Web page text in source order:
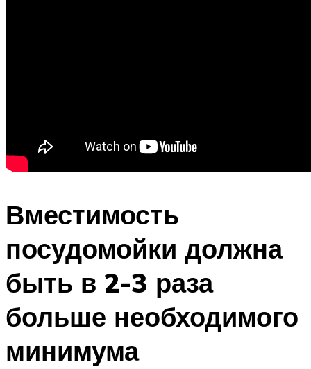
Вместимость
посудомойки должна
быть в 2-3 раза
больше необходимого
минимума